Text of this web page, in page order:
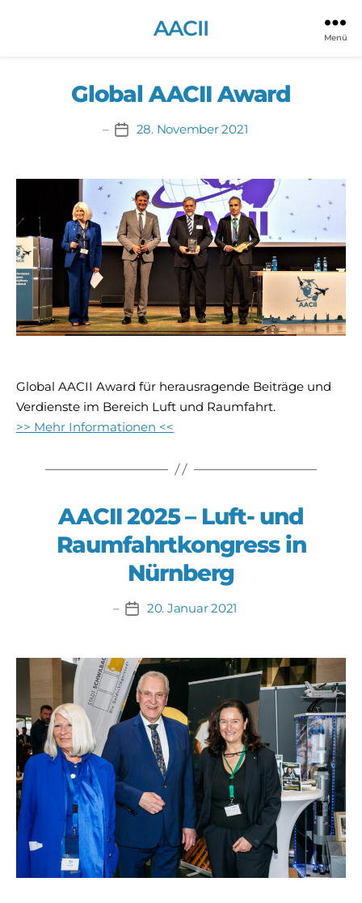
AACII Menü
Global AACII Award
Beitragsdatum
28. November 2021
Global AACII Award für herausragende Beiträge und
Verdienste im Bereich Luft und Raumfahrt.
>> Mehr Informationen <<
AACII 2025 – Luft- und
Raumfahrtkongress in
Nürnberg
Beitragsdatum
20. Januar 2021